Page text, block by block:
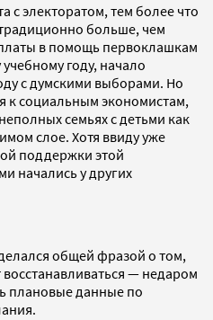
с электоратом, тем более что
больше, чем
в помощь первоклашкам
году, начало
с думскими выборами. Но
к социальным экономистам,
семьях с детьми как
слое. Хотя ввиду уже
поддержки этой
начались у других
общей фразой о том,
— недаром
плановые данные по